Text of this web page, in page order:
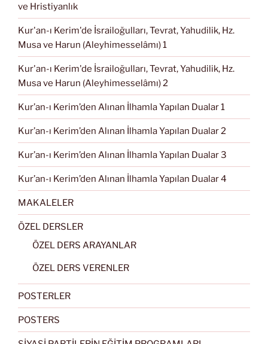
ve Hristiyanlık
Kur'an-ı Kerim'de İsrailoğulları, Tevrat, Yahudilik, Hz.
Musa ve Harun (Aleyhimesselâmı) 1
Kur'an-ı Kerim'de İsrailoğulları, Tevrat, Yahudilik, Hz.
Musa ve Harun (Aleyhimesselâmı) 2
Kur’an-ı Kerim’den Alınan İlhamla Yapılan Dualar 1
Kur’an-ı Kerim’den Alınan İlhamla Yapılan Dualar 2
Kur’an-ı Kerim’den Alınan İlhamla Yapılan Dualar 3
Kur’an-ı Kerim’den Alınan İlhamla Yapılan Dualar 4
MAKALELER
ÖZEL DERSLER
ÖZEL DERS ARAYANLAR
ÖZEL DERS VERENLER
POSTERLER
POSTERS